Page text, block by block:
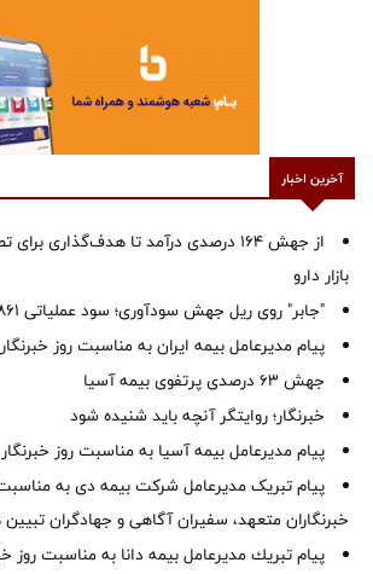
آخرین اخبار
بازار دارو
"جابر" روی ریل جهش سودآوری؛ سود عملیاتی ۸۶۱ درصد رشد کرد
پیام مدیرعامل بیمه ایران به مناسبت روز خبرنگار
جهش ۶۳ درصدی پرتفوی بیمه آسیا
خبرنگار؛ روایتگر آنچه باید شنیده شود
پیام مدیرعامل بیمه آسیا به مناسبت روز خبرنگار
پیام تبریک مدیرعامل شرکت بیمه دی به مناسبت
خبرنگاران متعهد، سفیران آگاهی و جهادگران
پیام ‌تبریك‌ مدیرعامل بیمه دانا به مناسبت روز